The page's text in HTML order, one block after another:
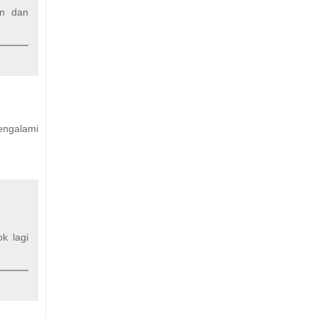
dan
lagi